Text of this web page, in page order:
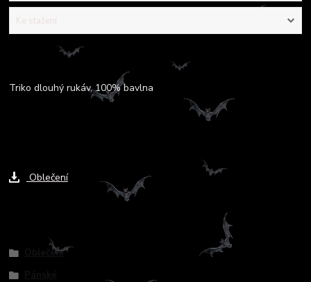
Ke stažení
Kompletní specifikace
Triko dlouhý rukáv, 100% bavlna
Oblečení
Oblečení